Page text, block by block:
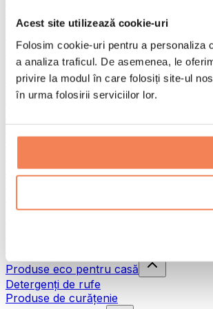
Acest site utilizează cookie-uri
Folosim cookie-uri pentru a personaliza
a analiza traficul. De asemenea, le
privire la modul în care folosiți site-ul
în urma folosirii serviciilor lor.
Genți și accesorii pentru alimente
Genți pentru sala de sport
Rucsacuri
Accesorii în funcție de activitate
Sporturi de contact
Terapie prin frig
Produse eco pentru casă
Detergenți de rufe
Produse de curățenie